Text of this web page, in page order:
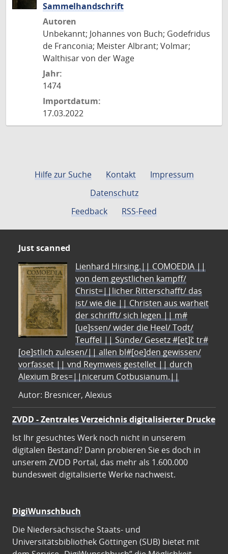
Sammelhandschrift
Autoren
Unbekannt; Johannes von Buch; Godefridus
de Franconia; Meister Albrant; Volmar;
Walthisar von der Wage
Jahr:
1474
Importdatum:
17.03.2022
Hilfe zur Suche Kontakt
Impressum
Datenschutz
Feedback
RSS-Feed
Just scanned
Lienhard Hirsing.|| COMOEDIA ||
von dem geystlichen kampff/
Christ=||licher Ritterschafft/ das
ist/ wie die || Christen aus warheit
der schrifft/ sich legen || m#
[ue]ssen/ wider die Heel/ Todt/
Teuffel || Sünde/ Gesetz #[et]c̃ tr#
[oe]stlich zulesen/|| allen bl#[oe]den gewissen/
vorfasset || vnd Reymweis gestellet || durch
Alexium Bres=||nicerum Cotbusianum.||
Autor: Bresnicer, Alexius
ZVDD - Zentrales Verzeichnis digitalisierter Drucke
Ist Ihr gesuchtes Werk noch nicht in unserem
digitalen Bestand? Dann probieren Sie es doch in
unserem ZVDD Portal, das mehr als 1.600.000
bundesweit digitalisierte Werke nachweist.
DigiWunschbuch
Die Niedersächsische Staats- und
Universitätsbibliothek Göttingen (SUB) bietet mit